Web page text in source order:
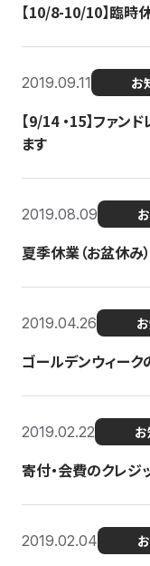
【10/8-10/10】臨時
2019.09.11 お
【9/14 ・15】ファン
ます
2019.08.09
夏季休業（お盆休み
2019.04.26
ゴールデンウィー
2019.02.22
寄付・会費のクレジ
2019.02.04